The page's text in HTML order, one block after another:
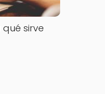
sirve